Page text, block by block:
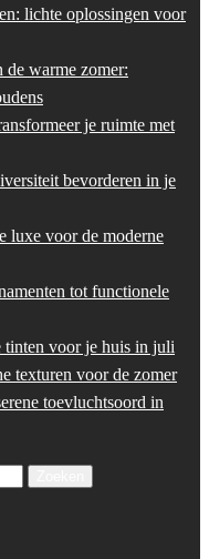
lichte oplossingen voor
de warme zomer:
je ruimte met
bevorderen in je
luxe voor de moderne
tot functionele
tinten voor je huis in juli
texturen voor de zomer
toevluchtsoord in